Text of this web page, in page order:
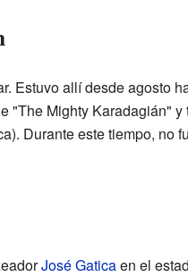
Estuvo allí desde agosto
"The Mighty Karadagián"
Durante este tiempo, no
José Gaticaen el